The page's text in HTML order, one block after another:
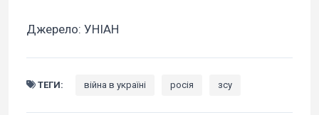
Джерело: УНІАН
ТЕГИ: війна в україні росія зсу